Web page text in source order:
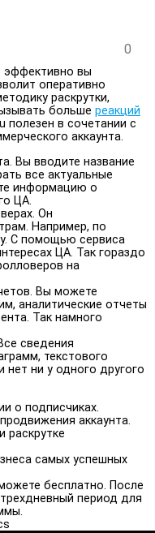
0
эффективно вы
оперативно
раскрутки,
больше реакций
полезен в сочетании с
аккаунта.
Вы вводите название
все актуальные
информацию о
ЦА.
Он
Например, по
С помощью сервиса
ЦА. Так гораздо
на
Вы можете
аналитические отчеты
Так намного
сведения
текстового
нет ни у одного другого
о подписчиках.
аккаунта.
раскрутке
самых успешных
бесплатно. После
период для